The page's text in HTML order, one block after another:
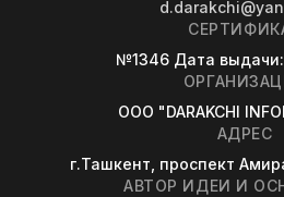
№1346 Дата выдачи
OOO "DARAKCHI
АДРЕС
г.Ташкент, проспект
АВТОР ИДЕИ И